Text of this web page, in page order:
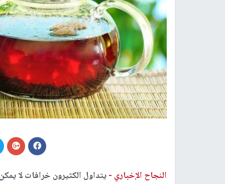
النجاح الإخباري -يتداول الكثيرون خرافات لا